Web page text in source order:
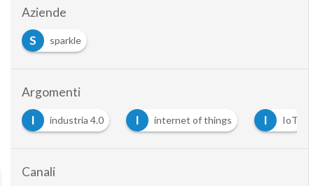
Aziende
S
sparkle
Argomenti
I industria 4.0 I internet of things I IoT
Canali